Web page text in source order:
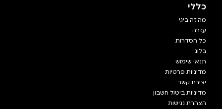
כללי
מה זה ביגי
עזרה
כל הסדרות
בלוג
תנאי שימוש
מדיניות פרטיות
יצירת קשר
מדיניות ביטול חשבון
הצהרת נגישות